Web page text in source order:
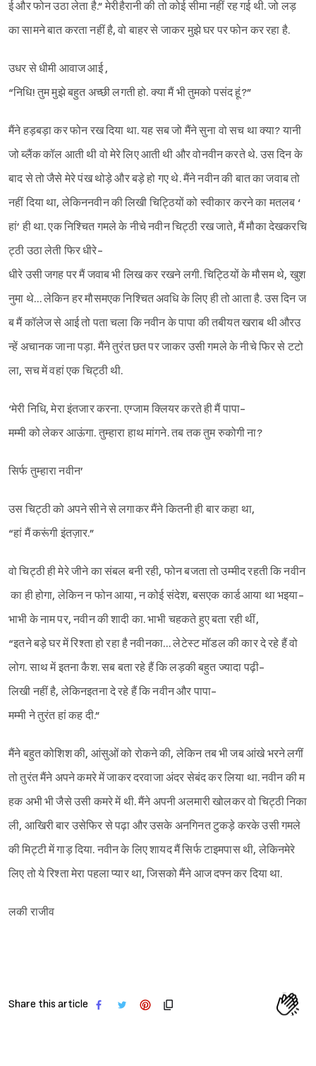
ई और फोन उठा लेता है.” मेरीहैरानी की तो कोई सीमा नहीं रह गई थी. जो लड़
का सामने बात करता नहीं है, वो बाहर से जाकर मुझे घर पर फोन कर रहा है.
उधर से धीमी आवाज आई ,
“निधि! तुम मुझे बहुत अच्छी लगती हो. क्या मैं भी तुमको पसंद हूं?”
मैंने हड़बड़ा कर फोन रख दिया था. यह सब जो मैंने सुना वो सच था क्या? यानी
जो ब्लैंक कॉल आती थी वो मेरे लिए आती थी और वोनवीन करते थे. उस दिन के
बाद से तो जैसे मेरे पंख थोड़े और बड़े हो गए थे. मैंने नवीन की बात का जवाब तो
नहीं दिया था, लेकिननवीन की लिखी चिट्ठियों को स्वीकार करने का मतलब‌ ‘
हां’ ही था. एक निश्चित गमले के नीचे नवीन चिट्ठी रख जाते, मैं मौका देखकरचि
ट्ठी उठा लेती फिर धीरे-
धीरे उसी जगह पर मैं जवाब भी लिख कर रखने लगी. चिट्ठियों के मौसम थे, खुश
नुमा थे… लेकिन हर मौसमएक निश्चित अवधि के लिए ही तो आता है. उस दिन ज
ब मैं कॉलेज से आई तो पता चला कि नवीन के पापा की तबीयत खराब थी औरउ
न्हें अचानक जाना पड़ा. मैंने तुरंत छत पर जाकर उसी गमले के नीचे फिर से टटो
ला, सच में वहां एक चिट्ठी थी.
‘मेरी निधि, मेरा इंतजार करना. एग्जाम क्लियर करते ही मैं पापा-
मम्मी को लेकर आऊंगा. तुम्हारा हाथ मांगने. तब तक तुम रुकोगी ना?
सिर्फ तुम्हारा नवीन’
उस चिट्ठी को अपने सीने से लगाकर मैंने कितनी ही बार कहा था,
“हां मैं करूंगी इंतज़ार.”
वो चिट्ठी ही मेरे जीने का संबल बनी रही, फोन बजता तो उम्मीद रहती कि नवीन
का ही होगा, लेकिन न फोन आया, न कोई संदेश, बसएक कार्ड आया था भइया-
भाभी के नाम पर, नवीन की शादी का. भाभी चहकते हुए बता रही थीं,
“इतने बड़े घर में रिश्ता हो रहा है नवीनका… लेटेस्ट मॉडल की कार दे रहे हैं वो
लोग. साथ में इतना कैश. सब बता रहे हैं कि लड़की बहुत ज्यादा पढ़ी-
लिखी नहीं है, लेकिनइतना दे रहे हैं कि नवीन और पापा-
मम्मी ने तुरंत हां कह दी.”
मैंने बहुत कोशिश की,‌ आंसुओं को रोकने की, लेकिन तब भी जब आंखे भरने लगीं
तो तुरंत मैंने अपने कमरे में जाकर दरवाजा अंदर सेबंद कर लिया था. नवीन की म
हक अभी भी जैसे उसी कमरे में थी. मैंने अपनी अलमारी खोलकर वो चिट्ठी निका
ली, आखिरी बार उसेफिर से पढ़ा और उसके अनगिनत टुकड़े करके उसी गमले
की मिट्टी में गाड़ दिया. नवीन के लिए शायद मैं सिर्फ टाइमपास थी, लेकिनमेरे
लिए तो ये रिश्ता मेरा पहला प्यार था, जिसको मैंने आज दफ्न कर दिया था.
लकी राजीव
Share this article